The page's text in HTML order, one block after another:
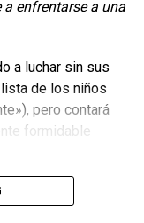
a Paul
qué nombre
padre de Paul, el
del reparto,
Pattinson
enfrentarse a una
a luchar sin sus
de los niños
pero contará
formidable